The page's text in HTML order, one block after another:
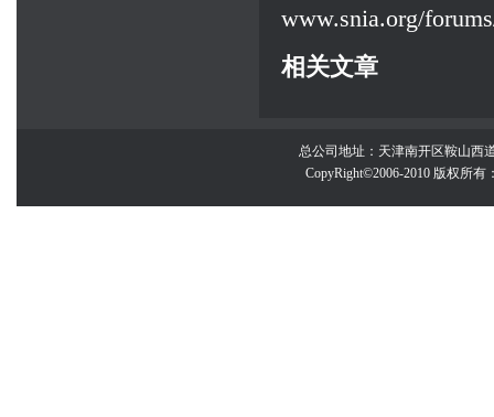
www.snia.org/
相关文章
总公司地址：天津南开区鞍山西
CopyRight©2006-2010 版权所